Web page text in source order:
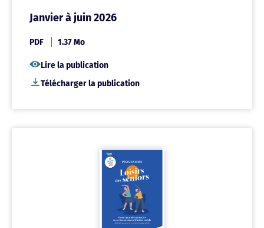
Janvier à juin 2026
PDF 1.37 Mo
Lire la publication
Télécharger la publication